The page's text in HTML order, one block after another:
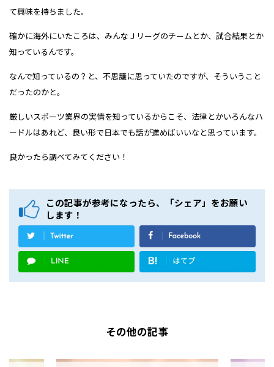
て興味を持ちました。
確かに海外にいたころは、みんなＪリーグのチームとか、試合結果とか
知っているんです。
なんで知っているの？と、不思議に思っていたのですが、そういうこと
だったのかと。
厳しいスポーツ業界の実情を知っているからこそ、法律とかいろんなハ
ードルはあれど、良い形で日本でも話が進めばいいなと思っています。
良かったら調べてみてください！
この記事が参考になったら、「シェア」をお願い
します！
その他の記事